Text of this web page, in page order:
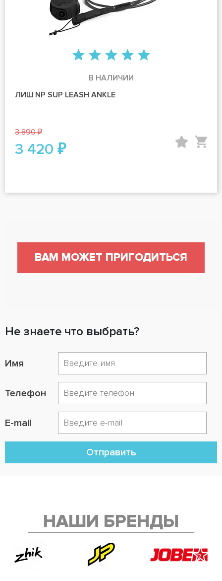
В НАЛИЧИИ
ЛИШ NP SUP LEASH ANKLE
3 890 ₽
3 420 ₽
ВАМ МОЖЕТ ПРИГОДИТЬСЯ
Не знаете что выбрать?
Имя
Телефон
E-mail
Отправить
НАШИ БРЕНДЫ